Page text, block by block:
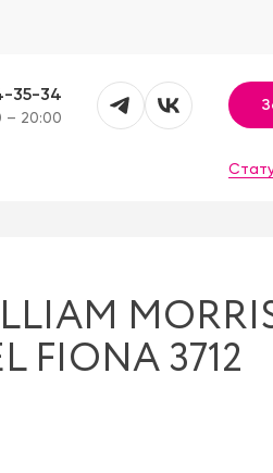
35-34
– 20:00
FIONA 3712